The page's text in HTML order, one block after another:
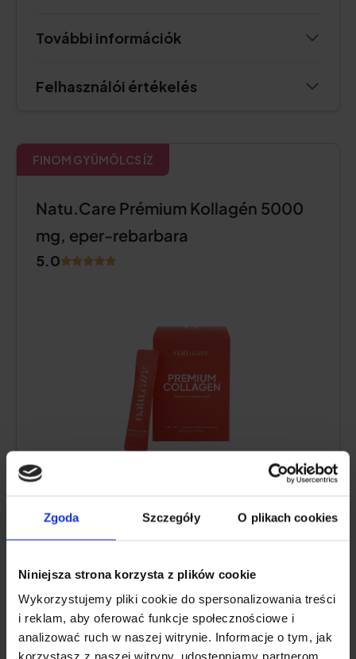
Zgoda Szczegóły O plikach cookies
Niniejsza strona korzysta z plików cookie
Wykorzystujemy pliki cookie do spersonalizowania treści
i reklam, aby oferować funkcje społecznościowe i
analizować ruch w naszej witrynie. Informacje o tym, jak
korzystasz z naszej witryny, udostępniamy partnerom
További információk
Felhasználói értékelés
FINOM GYÜMÖLCS ÍZ
Natu.Care Prémium Kollagén 5000
mg, eper-rebarbara
5.0
kollagén hidrolizátum
éskoenzim Q10kakaó ízű kollagénben,
vagy A-vitamin és E-vitamin
mangó-
passiógyümölcs, szeder, eper-rebarbara ízű
kollagénben)
Forma:italporos tasakok